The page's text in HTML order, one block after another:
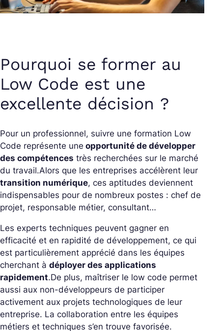
Pourquoi se former au
Low Code est une
excellente décision ?
Pour un professionnel, suivre une formation Low
Code représente une opportunité de développer
des compétences très recherchées sur le marché
du travail.Alors que les entreprises accélèrent leur
transition numérique, ces aptitudes deviennent
indispensables pour de nombreux postes : chef de
projet, responsable métier, consultant…
Les experts techniques peuvent gagner en
efficacité et en rapidité de développement, ce qui
est particulièrement apprécié dans les équipes
cherchant à déployer des applications
rapidement.De plus, maîtriser le low code permet
aussi aux non-développeurs de participer
activement aux projets technologiques de leur
entreprise. La collaboration entre les équipes
métiers et techniques s’en trouve favorisée.